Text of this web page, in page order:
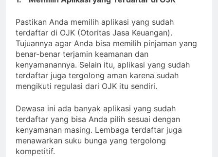
Pastikan Anda memilih aplikasi yang sudah
terdaftar di OJK (Otoritas Jasa Keuangan).
Tujuannya agar Anda bisa memilih pinjaman yang
benar-benar terjamin keamanan dan
kenyamanannya. Selain itu, aplikasi yang sudah
terdaftar juga tergolong aman karena sudah
mengikuti regulasi dari OJK itu sendiri.
Dewasa ini ada banyak aplikasi yang sudah
terdaftar yang bisa Anda pilih sesuai dengan
kenyamanan masing. Lembaga terdaftar juga
menawarkan suku bunga yang tergolong
kompetitif.